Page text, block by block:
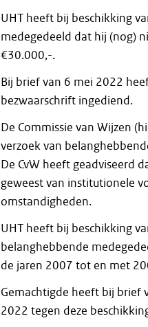
UHT heeft bij beschikking
medegedeeld dat hij (nog)
€30.000,-.
Bij brief van 6 mei 2022
bezwaarschrift ingediend.
De Commissie van Wijzen
verzoek van
De CvW heeft geadviseerd
geweest van institutionele
omstandigheden.
UHT heeft bij beschikking
belanghebbende
de jaren 2007 tot en met
Gemachtigde heeft bij
2022 tegen deze